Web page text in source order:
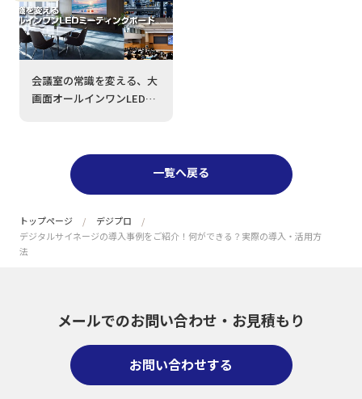
会議室の常識を変える、大
画面オールインワンLEDミ
一覧へ戻る
トップページ
デジプロ
デジタルサイネージの導入事例をご紹介！何ができる？実際の導入・活用方
法
メールでのお問い合わせ・ お見積もり
お問い合わせする